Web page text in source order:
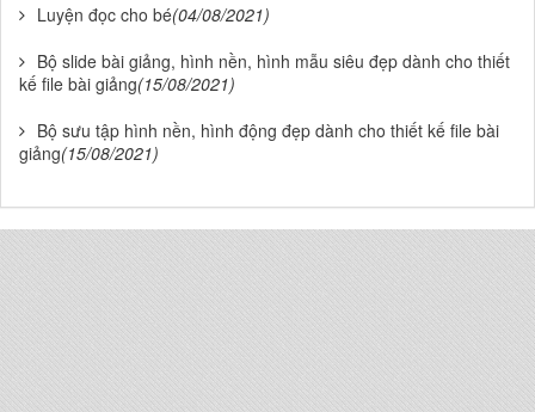
Luyện đọc cho bé(04/08/2021)
Bộ slide bài giảng, hình nền, hình mẫu siêu đẹp dành cho thiết
kế file bài giảng(15/08/2021)
Bộ sưu tập hình nền, hình động đẹp dành cho thiết kế file bài
giảng(15/08/2021)